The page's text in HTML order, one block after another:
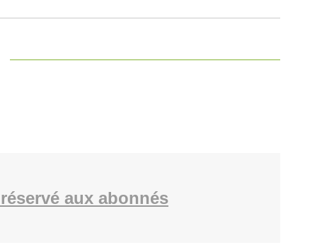
aux abonnés